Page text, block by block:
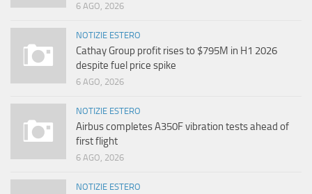
6 AGO, 2026
NOTIZIE ESTERO
Cathay Group profit rises to $795M in H1 2026
despite fuel price spike
6 AGO, 2026
NOTIZIE ESTERO
Airbus completes A350F vibration tests ahead of
first flight
6 AGO, 2026
NOTIZIE ESTERO